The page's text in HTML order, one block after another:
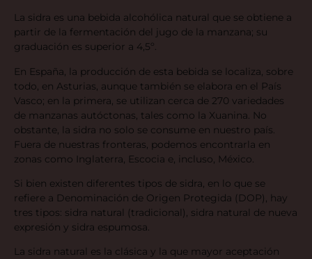
La sidra es una bebida alcohólica natural que se obtiene a
partir de la fermentación del jugo de la manzana; su
graduación es superior a 4,5º.
En España, la producción de esta bebida se localiza, sobre
todo, en Asturias, aunque también se elabora en el País
Vasco; en la primera, se utilizan cerca de 270 variedades
de manzanas autóctonas, tales como la Xuanina. No
obstante, la sidra no solo se consume en nuestro país.
Fuera de nuestras fronteras, podemos encontrarla en
zonas como Inglaterra, Escocia e, incluso, México.
Si bien existen diferentes tipos de sidra, en lo que se
refiere a Denominación de Origen Protegida (DOP), hay
tres tipos: sidra natural (tradicional), sidra natural de nueva
expresión y sidra espumosa.
La sidra natural es la clásica y la que mayor aceptación